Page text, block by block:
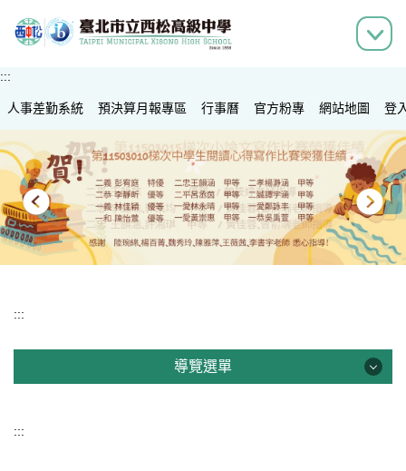
到
容
區
:::
人事差勤系統 預決算月報專區 行事曆 官方粉專 網站地圖 登
:::
導覽選單
:::